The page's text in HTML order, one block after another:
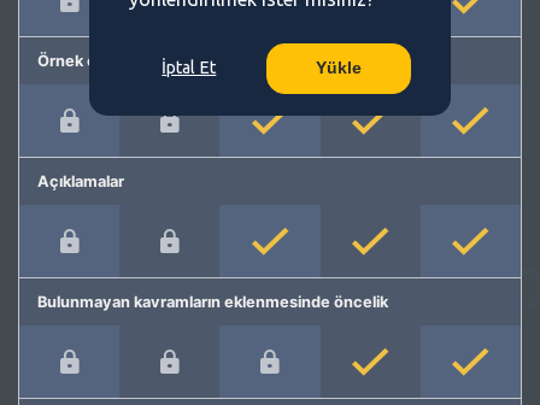
Örnek cümleler
Açıklamalar
Bulunmayan kavramların eklenmesinde öncelik
İptal Et Yükle